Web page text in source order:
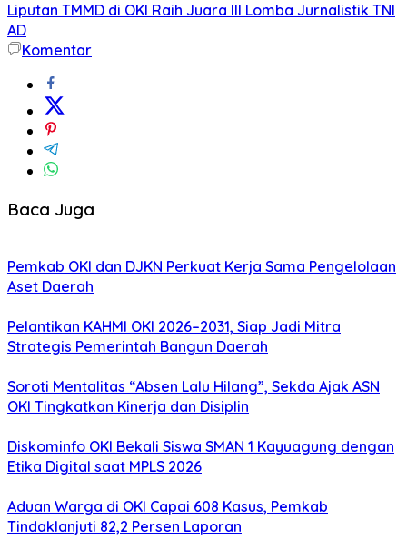
Liputan TMMD di OKI Raih Juara III Lomba Jurnalistik TNI
AD
Komentar
Baca Juga
Pemkab OKI dan DJKN Perkuat Kerja Sama Pengelolaan
Aset Daerah
Pelantikan KAHMI OKI 2026–2031, Siap Jadi Mitra
Strategis Pemerintah Bangun Daerah
Soroti Mentalitas “Absen Lalu Hilang”, Sekda Ajak ASN
OKI Tingkatkan Kinerja dan Disiplin
Diskominfo OKI Bekali Siswa SMAN 1 Kayuagung dengan
Etika Digital saat MPLS 2026
Aduan Warga di OKI Capai 608 Kasus, Pemkab
Tindaklanjuti 82,2 Persen Laporan